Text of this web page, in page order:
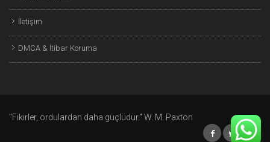
İletişim
DMCA & İtibar Koruma
"Fikirler, ordulardan daha güçlüdür." W. M. Paxton